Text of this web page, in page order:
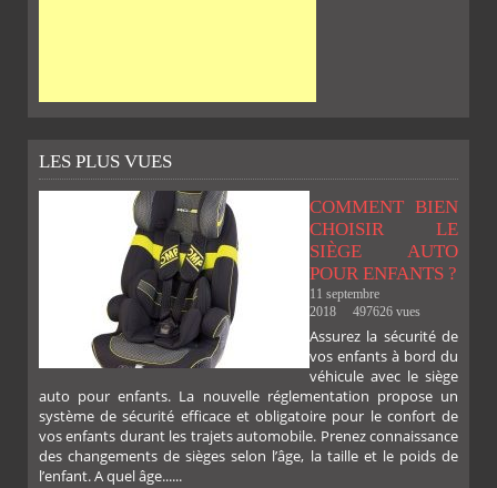
LES PLUS VUES
COMMENT BIEN
CHOISIR LE
SIÈGE AUTO
POUR ENFANTS ?
11 septembre
2018
497626 vues
Assurez la sécurité de
vos enfants à bord du
véhicule avec le siège
auto pour enfants. La nouvelle réglementation propose un
système de sécurité efficace et obligatoire pour le confort de
vos enfants durant les trajets automobile. Prenez connaissance
des changements de sièges selon l’âge, la taille et le poids de
l’enfant. A quel âge......